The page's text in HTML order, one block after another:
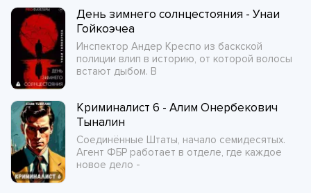
День зимнего солнцестояния - Унаи
Гойкоэчеа
Инспектор Андер Креспо из баскской
полиции влип в историю, от которой волосы
встают дыбом. В
Криминалист 6 - Алим Онербекович
Тыналин
Соединённые Штаты, начало семидесятых.
Агент ФБР работает в отделе, где каждое
новое дело -